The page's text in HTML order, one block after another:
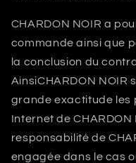
CHARDON NOIR a
commande ainsi que
la conclusion du
AinsiCHARDON NOIR
grande exactitude les
Internet deCHARDON
responsabilité de
engagée dans le cas